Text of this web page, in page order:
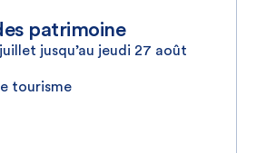
patrimoine
jusqu’au jeudi 27 août
tourisme